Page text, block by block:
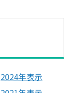
2024年表示